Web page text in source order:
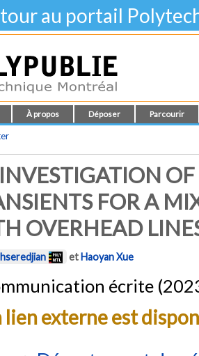
au portail
À propos Déposer Parcourir
FOR A
OVERHEAD
etHaoyan Xue
écrite
lien externe est